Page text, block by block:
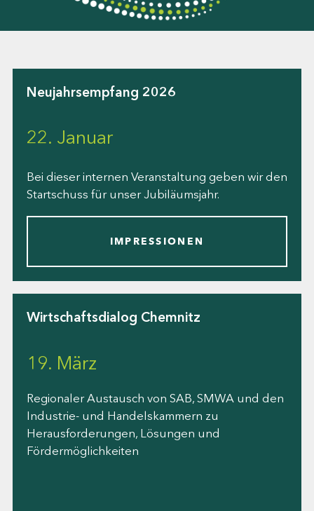
Neujahrsempfang 2026
22. Januar
Bei dieser internen Veranstaltung geben wir den
Startschuss für unser Jubiläumsjahr.
IMPRESSIONEN
Wirtschaftsdialog Chemnitz
19. März
Regionaler Austausch von SAB, SMWA und den
Industrie- und Handelskammern zu
Herausforderungen, Lösungen und
Fördermöglichkeiten